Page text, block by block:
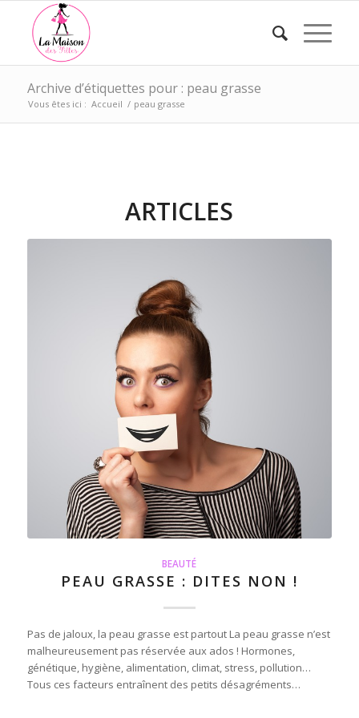
Archive d’étiquettes pour : peau grasse
Vous êtes ici : Accueil / peau grasse
ARTICLES
BEAUTÉ
PEAU GRASSE : DITES NON !
Pas de jaloux, la peau grasse est partout La peau grasse n’est
malheureusement pas réservée aux ados ! Hormones,
génétique, hygiène, alimentation, climat, stress, pollution…
Tous ces facteurs entraînent des petits désagréments…